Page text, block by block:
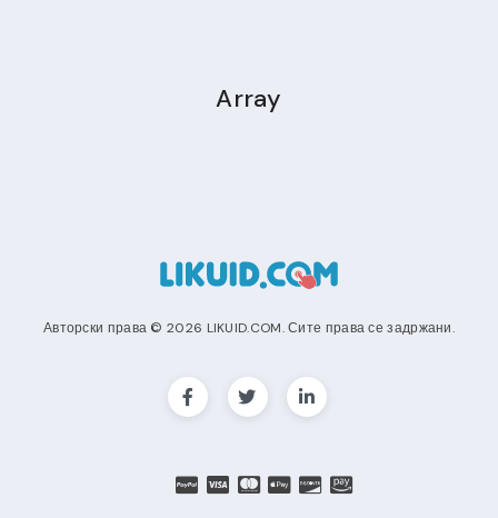
Array
Авторски права © 2026 LIKUID.COM. Сите права се задржани.